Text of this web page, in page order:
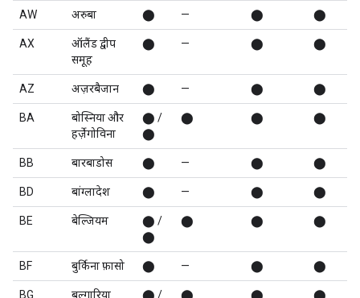
AW अरुबा ⬤ — ⬤ ⬤
AX
ऑलैंड द्वीप
समूह
⬤ — ⬤ ⬤
AZ अज़रबैजान ⬤ — ⬤ ⬤
BA
बोस्निया और
हर्ज़ेगोविना
⬤ /
⬤
⬤ ⬤ ⬤
BB बारबाडोस ⬤ — ⬤ ⬤
BD बांग्लादेश ⬤ — ⬤ ⬤
BE बेल्जियम
⬤ /
⬤
⬤ ⬤ ⬤
BF बुर्किना फ़ासो ⬤ — ⬤ ⬤
BG बुल्गारिया
⬤ /
⬤ ⬤ ⬤